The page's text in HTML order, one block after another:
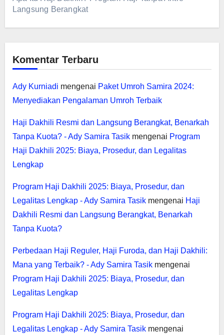
Langsung Berangkat
Komentar Terbaru
Ady Kurniadi mengenai Paket Umroh Samira 2024:
Menyediakan Pengalaman Umroh Terbaik
Haji Dakhili Resmi dan Langsung Berangkat, Benarkah
Tanpa Kuota? - Ady Samira Tasikmengenai Program
Haji Dakhili 2025: Biaya, Prosedur, dan Legalitas
Lengkap
Program Haji Dakhili 2025: Biaya, Prosedur, dan
Legalitas Lengkap - Ady Samira Tasikmengenai Haji
Dakhili Resmi dan Langsung Berangkat, Benarkah
Tanpa Kuota?
Perbedaan Haji Reguler, Haji Furoda, dan Haji Dakhili:
Mana yang Terbaik? - Ady Samira Tasikmengenai
Program Haji Dakhili 2025: Biaya, Prosedur, dan
Legalitas Lengkap
Program Haji Dakhili 2025: Biaya, Prosedur, dan
Legalitas Lengkap - Ady Samira Tasikmengenai